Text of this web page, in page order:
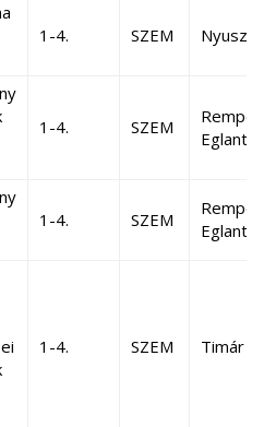
1-4. SZEM
1-4. SZEM
1-4. SZEM
1-4. SZEM Timár